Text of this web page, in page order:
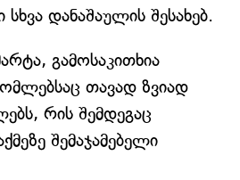
დანაშაულის შესახებ.
გამოსაკითხია
თავად ზვიად
რის შემდეგაც
შემაჯამებელი